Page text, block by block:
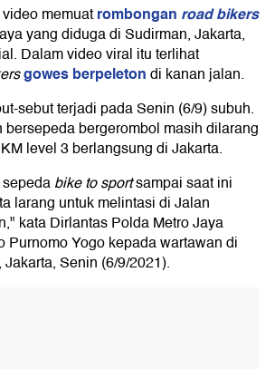
memuatrombongan road bikers
yang diduga di Sudirman, Jakarta,
Dalam video viral itu terlihat
gowes berpeletondi kanan jalan.
sebut terjadi pada Senin (6/9) subuh.
bergerombol masih dilarang
level 3 berlangsung di Jakarta.
bike to sportsampai saat ini
larang untuk melintasi di Jalan
kata Dirlantas Polda Metro Jaya
Purnomo Yogo kepada wartawan di
Senin (6/9/2021).